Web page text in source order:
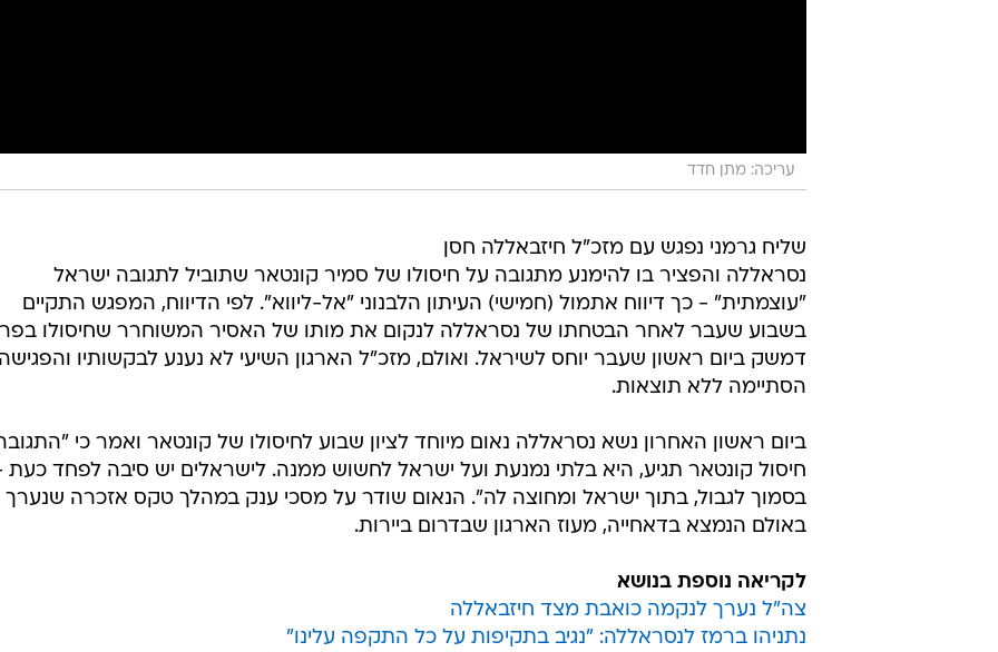
עריכה: מתן חדד
שליח גרמני נפגש עם מזכ"ל חיזבאללה חסן
נסראללה והפציר בו להימנע מתגובה על חיסולו של סמיר קונטאר שתוביל לתגובה ישראל
"עוצמתית" - כך דיווח אתמול (חמישי) העיתון הלבנוני "אל-ליווא". לפי הדיווח, המפגש התקיים
בשבוע שעבר לאחר הבטחתו של נסראללה לנקום את מותו של האסיר המשוחרר שחיסולו
דמשק ביום ראשון שעבר יוחס לשיראל. ואולם, מזכ"ל הארגון השיעי לא נענע לבקשותיו
הסתיימה ללא תוצאות.
ביום ראשון האחרון נשא נסראללה נאום מיוחד לציון שבוע לחיסולו של קונטאר ואמר כי
חיסול קונטאר תגיע, היא בלתי נמנעת ועל ישראל לחשוש ממנה. לישראלים יש סיבה לפחד כעת
בסמוך לגבול, בתוך ישראל ומחוצה לה". הנאום שודר על מסכי ענק במהלך טקס אזכרה שנערך
באולם הנמצא בדאחייה, מעוז הארגון שבדרום ביירות.
לקריאה נוספת בנושא
צה"ל נערך לנקמה כואבת מצד חיזבאללה
נתניהו ברמז לנסראללה: "נגיב בתקיפות על כל התקפה עלינו"